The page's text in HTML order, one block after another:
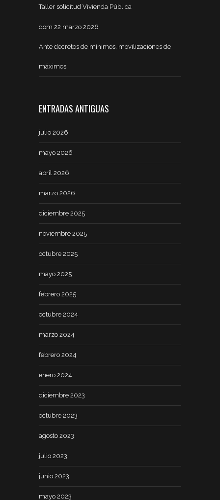
Taller solicitud Vivienda Pública
dom 22 marzo 2026
Ante decretos de mínimos, movilizaciones de
máximos
ENTRADAS ANTIGUAS
julio 2026
mayo 2026
abril 2026
marzo 2026
diciembre 2025
noviembre 2025
octubre 2025
mayo 2025
febrero 2025
octubre 2024
marzo 2024
febrero 2024
enero 2024
diciembre 2023
octubre 2023
agosto 2023
julio 2023
junio 2023
mayo 2023